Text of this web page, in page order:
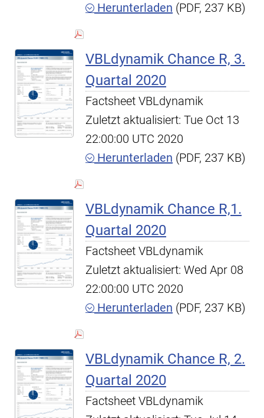
Herunterladen (PDF, 237 KB)
VBLdynamik Chance R, 3.
Quartal 2020
Factsheet VBLdynamik
Zuletzt aktualisiert: Tue Oct 13
22:00:00 UTC 2020
Herunterladen (PDF, 237 KB)
VBLdynamik Chance R,1.
Quartal 2020
Factsheet VBLdynamik
Zuletzt aktualisiert: Wed Apr 08
22:00:00 UTC 2020
Herunterladen (PDF, 237 KB)
VBLdynamik Chance R, 2.
Quartal 2020
Factsheet VBLdynamik